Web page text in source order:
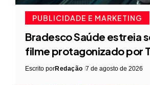
PUBLICIDADE E MARKETING
Bradesco Saúde estreia
filme protagonizado por
Escrito porRedação 7 de agosto de 2026